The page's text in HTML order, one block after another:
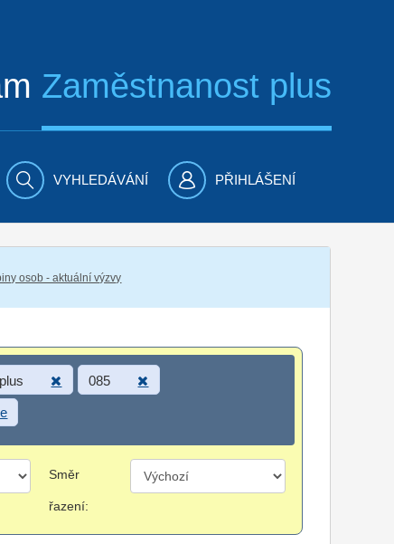
Zaměstnanost plus
VYHLEDÁVÁNÍ PŘIHLÁŠENÍ
osob - aktuální výzvy
085
Směr
řazení: